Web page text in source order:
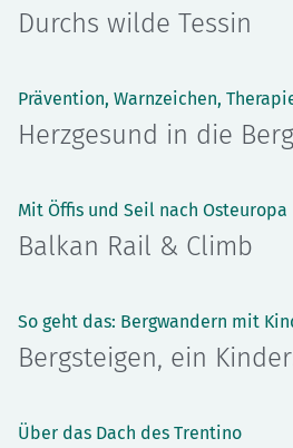
Durchs wilde Tessin
Prävention, Warnzeichen,
Herzgesund in die
Mit Öffis und Seil nach Osteuropa
Balkan Rail & Climb
So geht das: Bergwandern mit
Bergsteigen, ein
Über das Dach des Trentino